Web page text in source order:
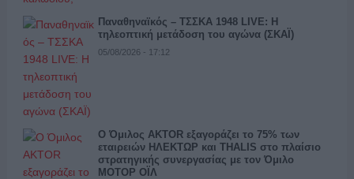
Παναθηναϊκός – ΤΣΣΚΑ 1948 LIVE: Η
τηλεοπτική μετάδοση του αγώνα (ΣΚΑΪ)
05/08/2026 - 17:12
Ο Όμιλος AKTOR εξαγοράζει το 75% των
εταιρειών ΗΛΕΚΤΩΡ και THALIS στο πλαίσιο
στρατηγικής συνεργασίας με τον Όμιλο
ΜΟΤΟΡ ΟΪΛ